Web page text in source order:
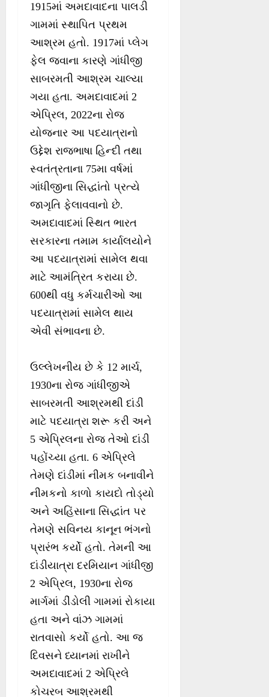
1915માં અમદાવાદના પાલડી
ગામમાં સ્થાપિત પ્રથમ
આશ્રમ હતો. 1917માં પ્લેગ
ફેલ જવાના કારણે ગાંધીજી
સાબરમતી આશ્રમ ચાલ્યા
ગયા હતા. અમદાવાદમાં 2
એપ્રિલ, 2022ના રોજ
યોજનાર આ પદયાત્રાનો
ઉદ્દેશ રાજભાષા હિન્દી તથા
સ્વતંત્રતાના 75મા વર્ષમાં
ગાંધીજીના સિદ્ધાંતો પ્રત્યે
જાગૃતિ ફેલાવવાનો છે.
અમદાવાદમાં સ્થિત ભારત
સરકારના તમામ કાર્યાલયોને
આ પદયાત્રામાં સામેલ થવા
માટે આમંત્રિત કરાયા છે.
600થી વધુ કર્મચારીઓ આ
પદયાત્રામાં સામેલ થાય
એવી સંભાવના છે.
ઉલ્લેખનીય છે કે 12 માર્ચ,
1930ના રોજ ગાંધીજીએ
સાબરમતી આશ્રમથી દાંડી
માટે પદયાત્રા શરૂ કરી અને
5 એપ્રિલના રોજ તેઓ દાંડી
પહોંચ્યા હતા. 6 એપ્રિલે
તેમણે દાંડીમાં નીમક બનાવીને
નીમકનો કાળો કાયદો તોડ્યો
અને અહિંસાના સિદ્ધાંત પર
તેમણે સવિનય કાનૂન ભંગનો
પ્રારંભ કર્યો હતો. તેમની આ
દાંડીયાત્રા દરમિયાન ગાંધીજી
2 એપ્રિલ, 1930ના રોજ
માર્ગમાં ડીંડોલી ગામમાં રોકાયા
હતા અને વાંઝ ગામમાં
રાતવાસો કર્યો હતો. આ જ
દિવસને ધ્યાનમાં રાખીને
અમદાવાદમાં 2 એપ્રિલે
કોચરબ આશ્રમથી